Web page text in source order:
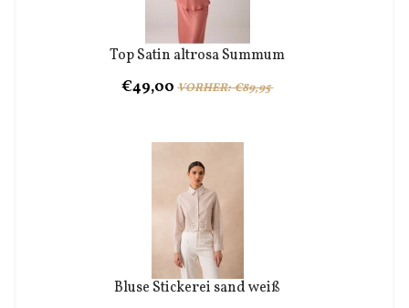
Top Satin altrosa Summum
€49,00 VORHER: €89,95
Bluse Stickerei sand weiß